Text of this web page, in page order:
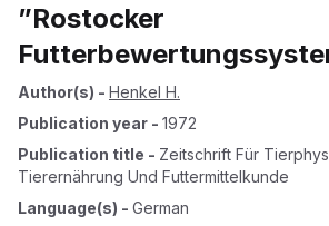
”Rostocker
Author(s) - Henkel H.
Publication year - 1972
Publication title - Zeitschrift Für
Tierernährung Und Futtermittelkunde
Language(s) - German